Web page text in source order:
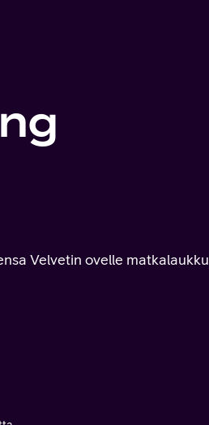
Velvetin ovelle matkalaukku